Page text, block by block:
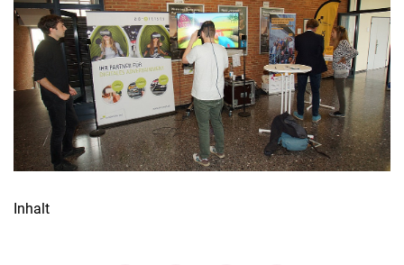
Termine
Aktuelles
Veranstaltungen
Stellenausschreibungen
Inhalt